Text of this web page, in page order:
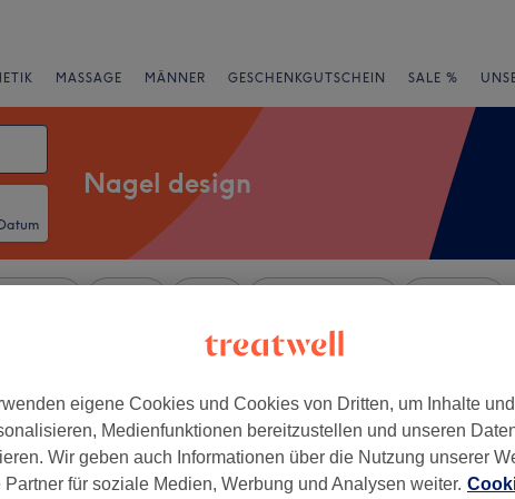
MASSAGE MÄNNER GESCHENKGUTSCHEIN SALE %
Nagel design
Dortmund
Concept by LLASHES
+
eigene Cookies und Cookies von Dritten, um Inhalte
Medienfunktionen bereitzustellen und unseren
Wir geben auch Informationen über die Nutzung unserer
Partner für soziale Medien, Werbung und Analysen weiter.